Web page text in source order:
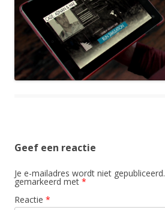
Geef een reactie
Je e-mailadres wordt niet gepubliceerd.
gemarkeerd met *
Reactie *